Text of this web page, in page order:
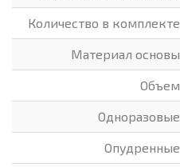
Количество в комплекте
Материал основы
Объем
Одноразовые
Опудренные